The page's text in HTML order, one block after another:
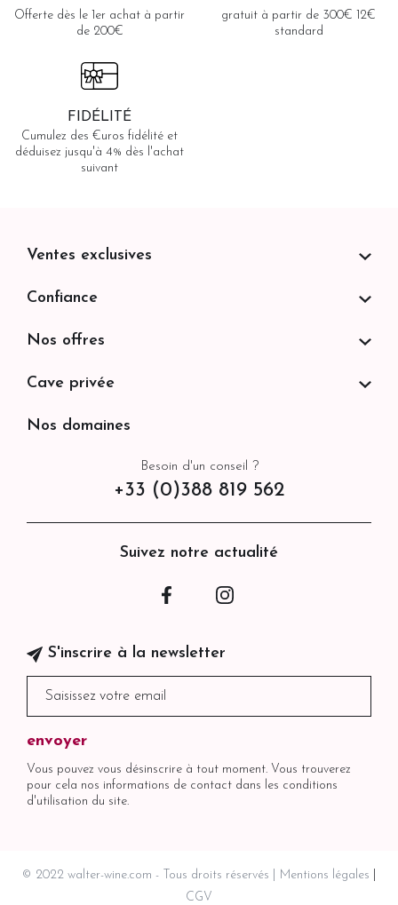
Offerte dès le 1er achat à partir
de 200€
gratuit à partir de 300€ 12€
standard
FIDÉLITÉ
Cumulez des €uros fidélité et
déduisez jusqu'à 4% dès l'achat
suivant
Besoin d'un conseil ?
+33 (0)388 819 562
Suivez notre actualité
Facebook
S'inscrire à la newsletter
Vous pouvez vous désinscrire à tout moment. Vous trouverez
pour cela nos informations de contact dans les conditions
d'utilisation du site.
Ventes exclusives
Confiance
Nos offres
Cave privée
Nos domaines
© 2022 walter-wine.com - Tous droits réservés
Mentions légales
CGV